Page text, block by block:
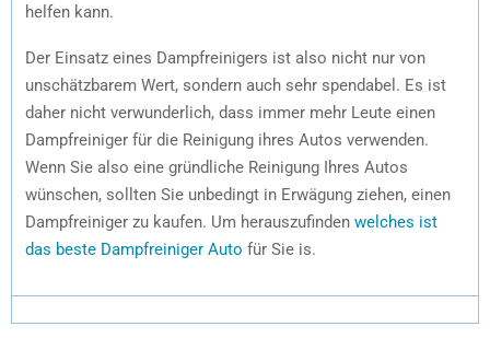
helfen kann.
Der Einsatz eines Dampfreinigers ist also nicht nur von
unschätzbarem Wert, sondern auch sehr spendabel. Es ist
daher nicht verwunderlich, dass immer mehr Leute einen
Dampfreiniger für die Reinigung ihres Autos verwenden.
Wenn Sie also eine gründliche Reinigung Ihres Autos
wünschen, sollten Sie unbedingt in Erwägung ziehen, einen
Dampfreiniger zu kaufen. Um herauszufinden welches ist
das beste Dampfreiniger Auto für Sie is.